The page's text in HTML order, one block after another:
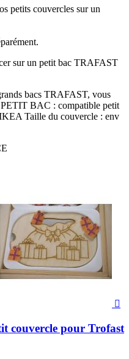
petits couvercles sur un
sur un petit bac TRAFAST
bacs TRAFAST, vous
BAC : compatible petit
Taille du couvercle : env

couvercle pour Trofast